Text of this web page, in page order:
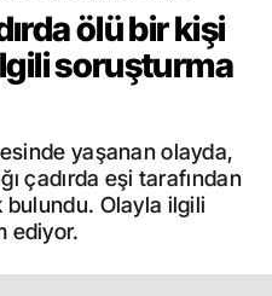
ölü bir kişi
soruşturma
yaşanan olayda,
çadırda eşi tarafından
bulundu. Olayla ilgili
ediyor.